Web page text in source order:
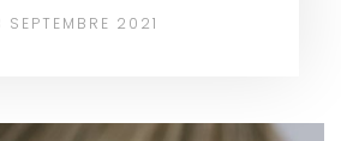
SEPTEMBRE 2021